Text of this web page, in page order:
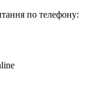
по телефону: